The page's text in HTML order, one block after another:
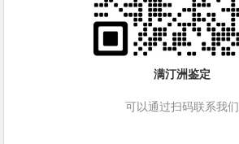
满汀洲鉴定
可以通过扫码联系我们